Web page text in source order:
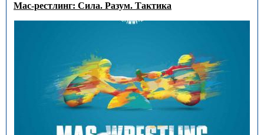
Мас-рестлинг: Сила. Разум. Тактика